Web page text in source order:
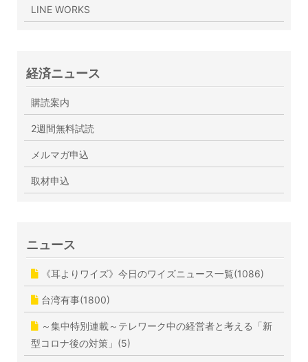
LINE WORKS
経済ニュース
購読案内
2週間無料試読
メルマガ申込
取材申込
ニュース
《耳よりワイズ》今日のワイズニュース一覧(1086)
台湾有事(1800)
～集中特別連載～テレワーク中の経営者と考える「新
型コロナ後の対策」(5)